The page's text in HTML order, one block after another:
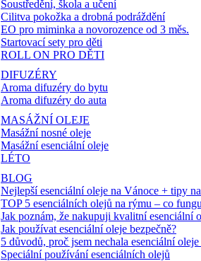
Soustředění, škola a učení
Cilitva pokožka a drobná podráždění
EO pro miminka a novorozence od 3 měs.
Startovací sety pro děti
ROLL ON PRO DĚTI
DIFUZÉRY
Aroma difuzéry do bytu
Aroma difuzéry do auta
MASÁŽNÍ OLEJE
Masážní nosné oleje
Masážní esenciální oleje
LÉTO
BLOG
Nejlepší esenciální oleje na Vánoce + tipy
TOP 5 esenciálních olejů na rýmu – co
Jak poznám, že nakupuji kvalitní esenciální
Jak používat esenciální oleje bezpečně?
5 důvodů, proč jsem nechala esenciální
Speciální používání esenciálních olejů